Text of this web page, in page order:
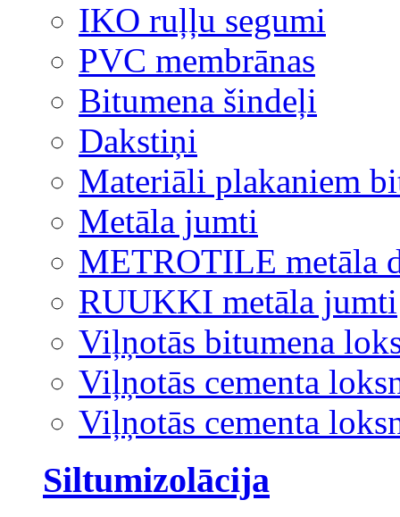
IKO ruļļu segumi
PVC membrānas
Bitumena šindeļi
Dakstiņi
Materiāli plakaniem
Metāla jumti
METROTILE metāla
RUUKKI metāla jumti
Viļņotās bitumena
Viļņotās cementa
Viļņotās cementa
Siltumizolācija